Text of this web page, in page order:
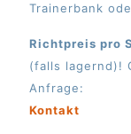
Trainerbank
Richtpreis pro
(falls lagernd)!
Anfrage:
Kontakt